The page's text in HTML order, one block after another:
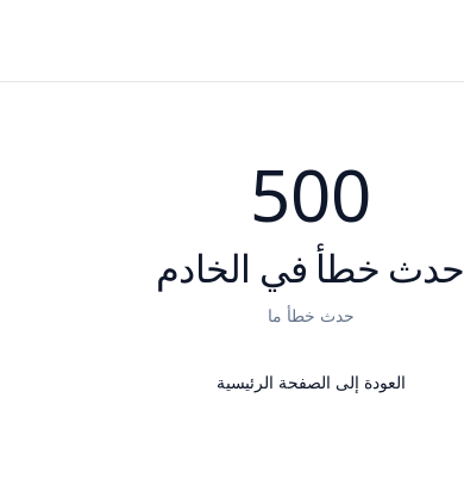
500
حدث خطأ في الخادم
حدث خطأ ما
العودة إلى الصفحة الرئيسية